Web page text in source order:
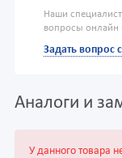
Наши
вопросы онлайн
Задать вопрос
Аналоги и
У данного товара